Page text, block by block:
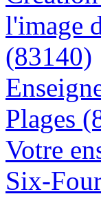
l'image
(83140)
Plages
Votre
Six-